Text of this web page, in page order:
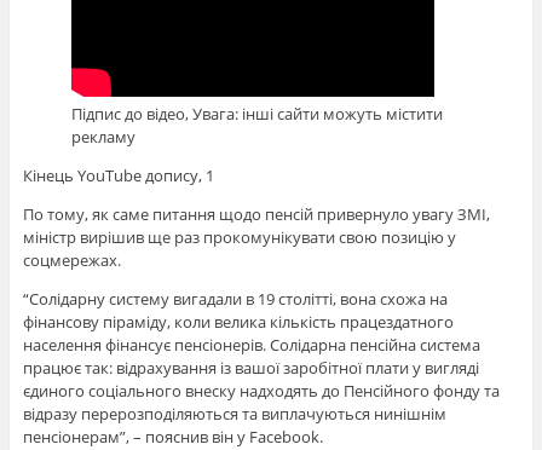
Підпис до відео, Увага: інші сайти можуть містити
рекламу
Кінець YouTube допису, 1
По тому, як саме питання щодо пенсій привернуло увагу ЗМІ,
міністр вирішив ще раз прокомунікувати свою позицію у
соцмережах.
“Солідарну систему вигадали в 19 столітті, вона схожа на
фінансову піраміду, коли велика кількість працездатного
населення фінансує пенсіонерів. Солідарна пенсійна система
працює так: відрахування із вашої заробітної плати у вигляді
єдиного соціального внеску надходять до Пенсійного фонду та
відразу перерозподіляються та виплачуються нинішнім
пенсіонерам”, – пояснив він у Facebook.